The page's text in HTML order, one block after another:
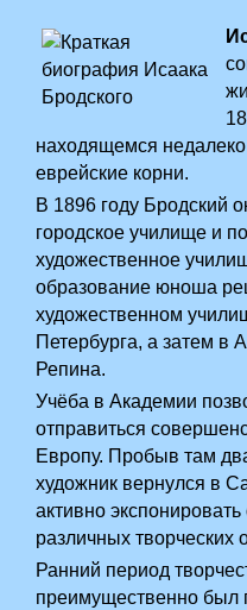
находящемся
еврейские корни.
В 1896 году Бродский
городское училище и
художественное
образование юноша
художественном
Петербурга, а затем в
Репина.
Учёба в Академии
отправиться
Европу. Пробыв там
художник вернулся в
активно
различных творческих
Ранний период
преимущественно был